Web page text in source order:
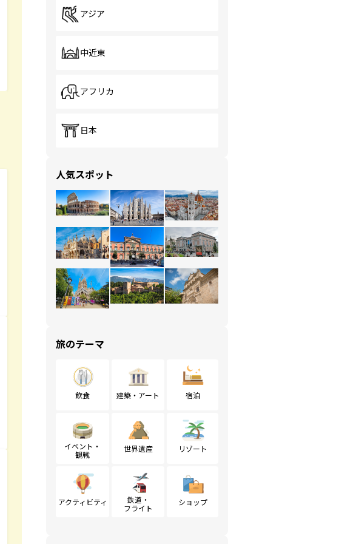
アジア
中近東
アフリカ
日本
人気スポット
旅のテーマ
飲食 建築・アート 宿泊
イベント・
観戦
世界遺産 リゾート
アクティビティ
鉄道・
フライト
ショップ